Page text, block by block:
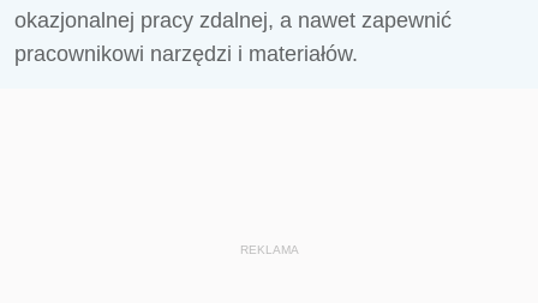
okazjonalnej pracy zdalnej, a nawet zapewnić
pracownikowi narzędzi i materiałów.
REKLAMA